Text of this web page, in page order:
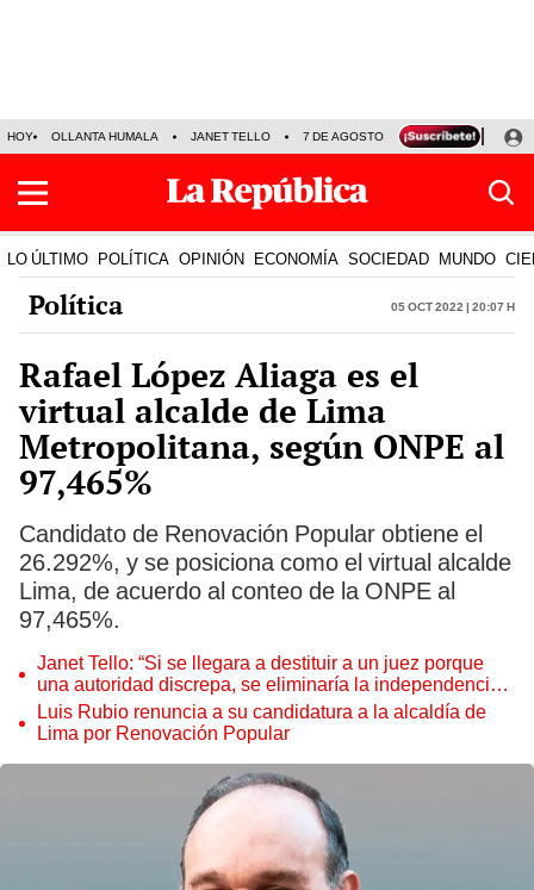
HOY OLLANTA HUMALA JANET TELLO 7 DE AGOSTO TINKA RESULTADOS
LO ÚLTIMO POLÍTICA OPINIÓN ECONOMÍA SOCIEDAD MUNDO
Política 05 Oct 2022 | 20:07 h
Rafael López Aliaga es el
virtual alcalde de Lima
Metropolitana, según ONPE al
97,465%
Candidato de Renovación Popular obtiene el
26.292%, y se posiciona como el virtual alcalde
Lima, de acuerdo al conteo de la ONPE al
97,465%.
Janet Tello: “Si se llegara a destituir a un juez porque
una autoridad discrepa, se eliminaría la independencia
judicial”
Luis Rubio renuncia a su candidatura a la alcaldía de
Lima por Renovación Popular